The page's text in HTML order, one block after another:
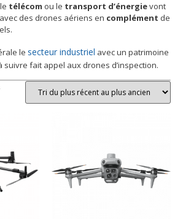
télécom ou le transport d’énergievont
des drones aériens en complément de
le secteur industriel avec un patrimoine
suivre fait appel aux drones d’inspection.